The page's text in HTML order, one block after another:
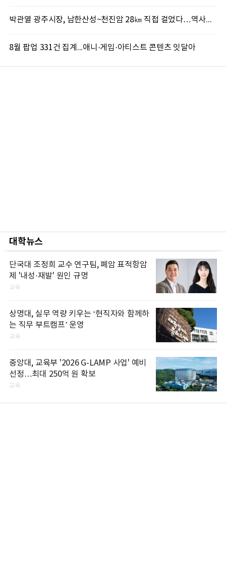
박관열 광주시장, 남한산성~천진암 28㎞ 직접 걸었다…역사문화 둘레길 조성 '속도'
8월 팝업 331건 집계...애니·게임·아티스트 콘텐츠 잇달아
대학뉴스
단국대 조정희 교수 연구팀, 폐암 표적항암
제 '내성·재발' 원인 규명
교육
상명대, 실무 역량 키우는 ‘현직자와 함께하
는 직무 부트캠프’ 운영
교육
중앙대, 교육부 '2026 G-LAMP 사업' 예비
선정…최대 250억 원 확보
교육